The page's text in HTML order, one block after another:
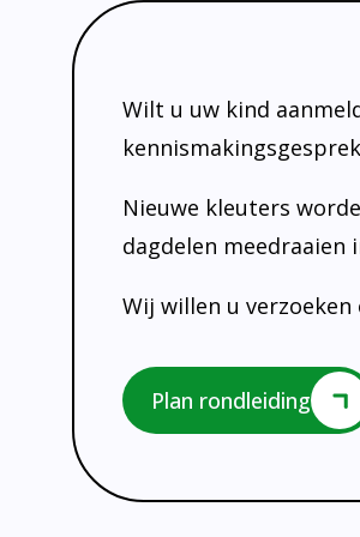
Wilt u uw kind
Nieuwe kleuters
dagdelen meedraaien
Wij willen u
Plan rondleiding